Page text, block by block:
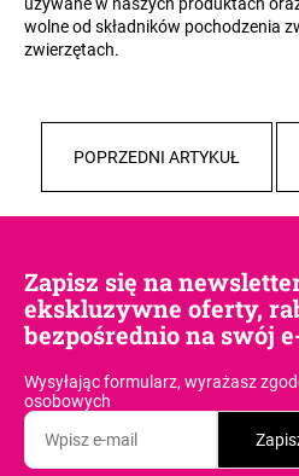
wolne od składników pochodzenia
zwierzętach.
POPRZEDNI ARTYKUŁ
l
e
c
m
Zapisz się na
ekskluzywne oferty,
bezpośrednio na swój
Wysyłając formularz, wyrażasz
osobowych